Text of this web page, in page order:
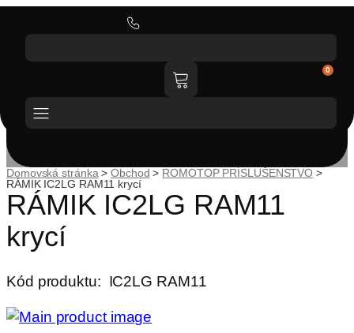
0
Domovská stránka >Obchod > ROMOTOP PRÍSLUŠENSTVO >
RÁMIK IC2LG RAM11 krycí
RÁMIK IC2LG RAM11
krycí
Kód produktu: IC2LG RAM11